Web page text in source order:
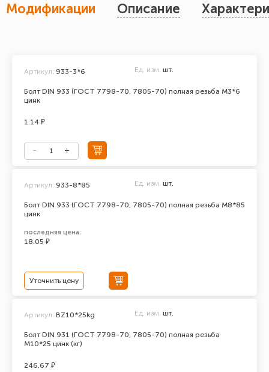
Модификации Описание
Болт DIN 933 (ГОСТ 7798-70, 7805-70) полная резьба М3*6
цинк
Артикул: 933-3*6 Ед. изм. шт.
1.14 ₽
Болт DIN 933 (ГОСТ 7798-70, 7805-70) полная резьба М8*85
цинк
Артикул: 933-8*85 Ед. изм. шт.
последняя цена:
18.05 ₽
Уточнить цену
Болт DIN 931 (ГОСТ 7798-70, 7805-70) полная резьба
М10*25 цинк (кг)
Артикул: BZ10*25kg Ед. изм. шт.
246.67 ₽